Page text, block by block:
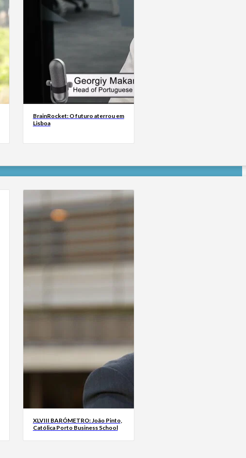
BrainRocket: O futuro aterrou em
Lisboa
XLVIII BARÓMETRO: João Pinto,
Católica Porto Business School